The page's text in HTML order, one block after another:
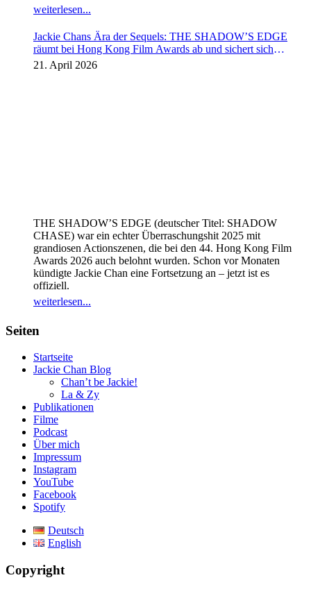
weiterlesen...
Jackie Chans Ära der Sequels: THE SHADOW’S EDGE
räumt bei Hong Kong Film Awards ab und sichert sich
Fortsetzung
21. April 2026
THE SHADOW’S EDGE (deutscher Titel: SHADOW
CHASE) war ein echter Überraschungshit 2025 mit
grandiosen Actionszenen, die bei den 44. Hong Kong Film
Awards 2026 auch belohnt wurden. Schon vor Monaten
kündigte Jackie Chan eine Fortsetzung an – jetzt ist es
offiziell.
weiterlesen...
Seiten
Startseite
Jackie Chan Blog
Chan’t be Jackie!
La & Zy
Publikationen
Filme
Podcast
Über mich
Impressum
Instagram
YouTube
Facebook
Spotify
Deutsch
English
Copyright